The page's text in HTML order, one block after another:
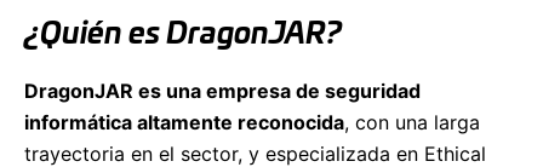
¿Quién es DragonJAR?
DragonJAR es una empresa de seguridad
informática altamente reconocida, con una larga
trayectoria en el sector, y especializada en Ethical